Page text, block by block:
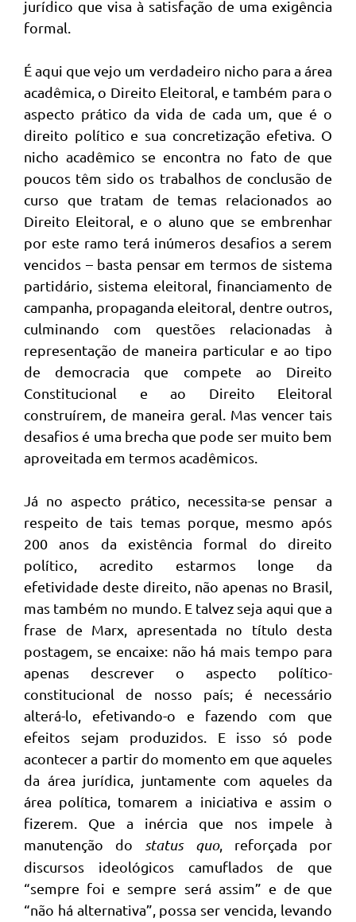
jurídico que visa à satisfação de uma exigência
formal.
É aqui que vejo um verdadeiro nicho para a área
acadêmica, o Direito Eleitoral, e também para o
aspecto prático da vida de cada um, que é o
direito político e sua concretização efetiva. O
nicho acadêmico se encontra no fato de que
poucos têm sido os trabalhos de conclusão de
curso que tratam de temas relacionados ao
Direito Eleitoral, e o aluno que se embrenhar
por este ramo terá inúmeros desafios a serem
vencidos – basta pensar em termos de sistema
partidário, sistema eleitoral, financiamento de
campanha, propaganda eleitoral, dentre outros,
culminando com questões relacionadas à
representação de maneira particular e ao tipo
de democracia que compete ao Direito
Constitucional e ao Direito Eleitoral
construírem, de maneira geral. Mas vencer tais
desafios é uma brecha que pode ser muito bem
aproveitada em termos acadêmicos.
Já no aspecto prático, necessita-se pensar a
respeito de tais temas porque, mesmo após
200 anos da existência formal do direito
político, acredito estarmos longe da
efetividade deste direito, não apenas no Brasil,
mas também no mundo. E talvez seja aqui que a
frase de Marx, apresentada no título desta
postagem, se encaixe: não há mais tempo para
apenas descrever o aspecto político-
constitucional de nosso país; é necessário
alterá-lo, efetivando-o e fazendo com que
efeitos sejam produzidos. E isso só pode
acontecer a partir do momento em que aqueles
da área jurídica, juntamente com aqueles da
área política, tomarem a iniciativa e assim o
fizerem. Que a inércia que nos impele à
manutenção do status quo, reforçada por
discursos ideológicos camuflados de que
“sempre foi e sempre será assim” e de que
“não há alternativa”, possa ser vencida, levando